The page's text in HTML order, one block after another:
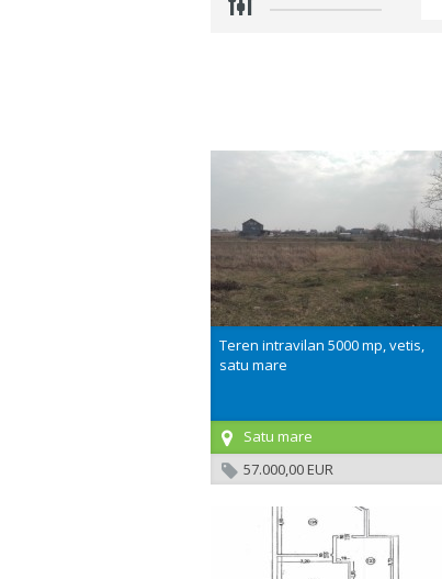
Teren intravilan 5000 mp, vetis,
satu mare
Satu mare
57.000,00 EUR